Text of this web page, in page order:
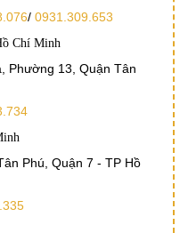
/ 0931.309.653
Chí Minh
Phường 13, Quận Tân
Phú, Quận 7 - TP Hồ